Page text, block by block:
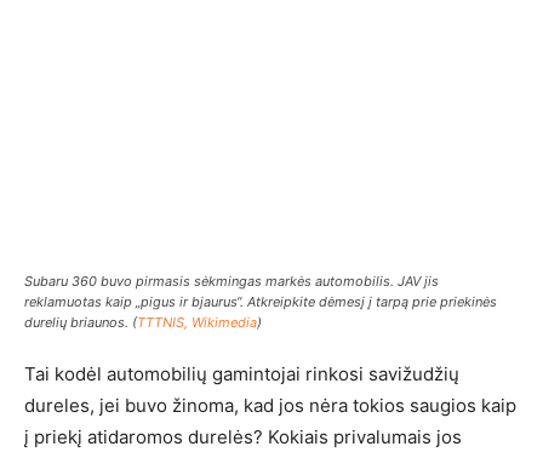
Subaru 360 buvo pirmasis sėkmingas markės automobilis. JAV jis
reklamuotas kaip „pigus ir bjaurus“. Atkreipkite dėmesį į tarpą prie priekinės
durelių briaunos. (TTTNIS, Wikimedia)
Tai kodėl automobilių gamintojai rinkosi savižudžių
dureles, jei buvo žinoma, kad jos nėra tokios saugios kaip
į priekį atidaromos durelės? Kokiais privalumais jos